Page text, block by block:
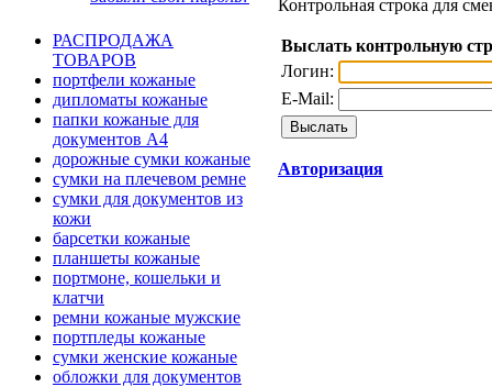
РАСПРОДАЖА
ТОВАРОВ
портфели кожаные
дипломаты кожаные
папки кожаные для
документов А4
дорожные сумки кожаные
сумки на плечевом ремне
сумки для документов из
кожи
барсетки кожаные
планшеты кожаные
портмоне, кошельки и
клатчи
ремни кожаные мужские
портпледы кожаные
сумки женские кожаные
обложки для документов
Контрольная строка для
Выслать контрольную
Логин:
E-Mail:
Авторизация